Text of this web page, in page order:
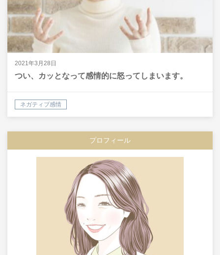
2021年3月28日
つい、カッとなって感情的に怒ってしまいます。
ネガティブ感情
プロフィール